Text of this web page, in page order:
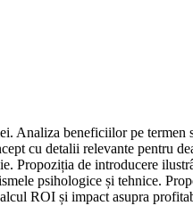
Analiza beneficiilor pe
cu detalii relevante pentru
Propoziția de introducere
psihologice și tehnice.
ROI și impact asupra